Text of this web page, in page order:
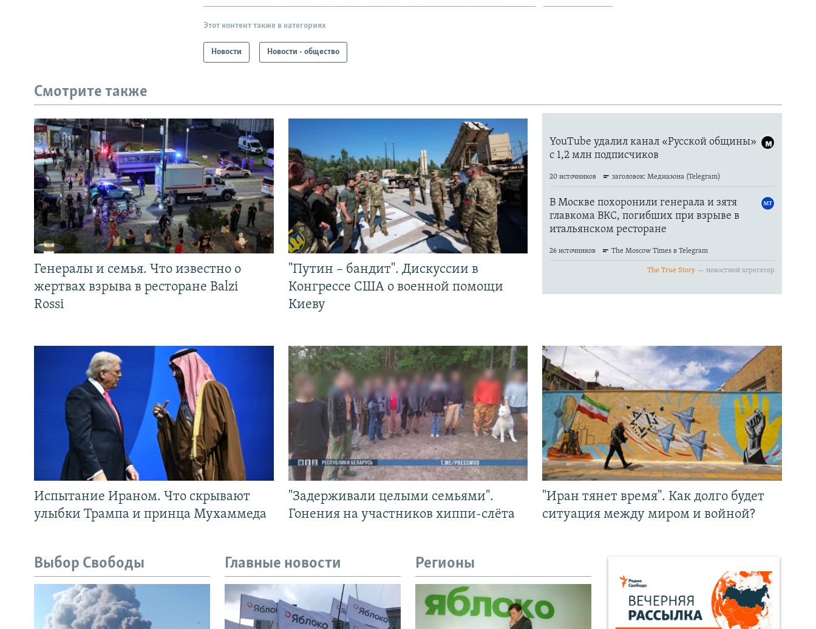
Этот контент также в категориях
Новости Новости - общество
Смотрите также
Генералы и семья. Что известно о
жертвах взрыва в ресторане Balzi
Rossi
"Путин – бандит". Дискуссии в
Конгрессе США о военной помощи
Киеву
Испытание Ираном. Что скрывают
улыбки Трампа и принца Мухаммеда
"Задерживали целыми семьями".
Гонения на участников хиппи-слёта
"Иран тянет время". Как долго будет
ситуация между миром и войной?
Выбор Свободы Главные новости Регионы